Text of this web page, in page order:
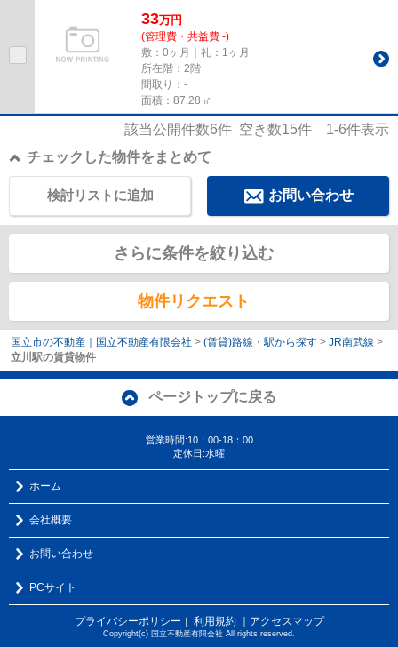
33万円
(管理費・共益費 -)
敷：0ヶ月｜礼：1ヶ月
所在階：2階
間取り：-
面積：87.28㎡
該当公開件数6件 空き数15件 1-6件表示
チェックした物件をまとめて
お問い合わせ
検討リストに追加
さらに条件を絞り込む
物件リクエスト
国立市の不動産｜国立不動産有限会社 > (賃貸)路線・駅から探す > JR南武線 >
立川駅の賃貸物件
ページトップに戻る
営業時間:10：00-18：00
定休日:水曜
ホーム
会社概要
お問い合わせ
PCサイト
プライバシーポリシー ｜ 利用規約 ｜アクセスマップ
Copyright(c) 国立不動産有限会社 All rights reserved.